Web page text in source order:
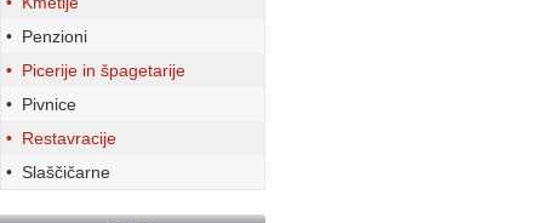
• Penzioni
• Picerije in špagetarije
• Pivnice
• Restavracije
• Slaščičarne